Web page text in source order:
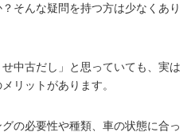
そんな疑問を持つ方は少なくあり
中古だし」と思っていても、実は
リットがあります。
の必要性や種類、車の状態に合っ